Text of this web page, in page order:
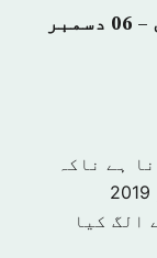
جمعرات 28 ربیع الاول 1440 ہجری – 06 دسمبر
ہے ناکہ
الگ کیا